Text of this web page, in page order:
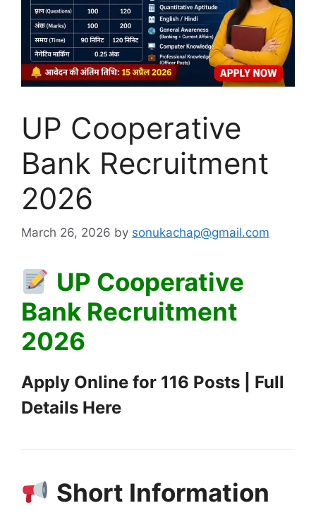
UP Cooperative
Bank Recruitment
2026
March 26, 2026 by sonukachap@gmail.com
UP Cooperative
Bank Recruitment
2026
Apply Online for 116 Posts | Full
Details Here
Short Information